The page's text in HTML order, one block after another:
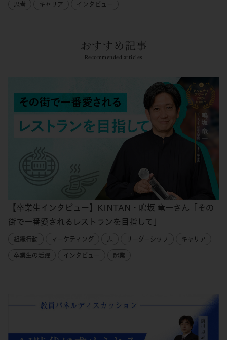
思考 キャリア インタビュー
おすすめ記事
Recommended articles
【卒業生インタビュー】KINTAN・鳴坂 竜一さん「その
街で一番愛されるレストランを目指して」
組織行動 マーケティング 志 リーダーシップ キャリア
卒業生の活躍 インタビュー 起業